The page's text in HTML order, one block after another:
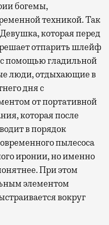
богемы,
техникой. Так
которая перед
отпарить шлейф
с помощью гладильной
люди, отдыхающие в
дня с
от портативной
которая после
в порядок
пылесоса
иронии, но именно
При этом
элементом
вокруг